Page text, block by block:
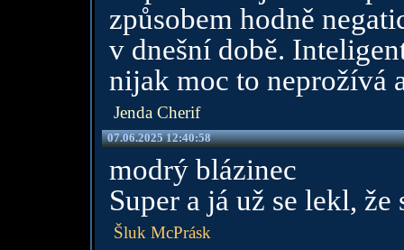
způsobem hodně
v dnešní době.
nijak moc to neprožívá
Jenda Cherif
07.06.2025 12:40:58
modrý blázinec
Super a já už se lekl, že
Šluk McPrásk